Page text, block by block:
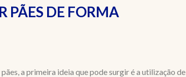
PÃES DE FORMA
a primeira ideia que pode surgir é a utilização de